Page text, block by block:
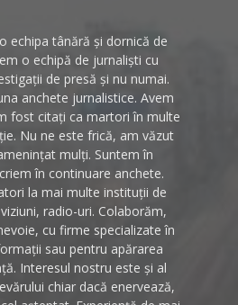
echipa tânără și dornică de
o echipă de jurnaliști cu
de presă și nu numai.
anchete jurnalistice. Avem
fost citați ca martori în multe
Nu ne este frică, am văzut
mulți. Suntem în
în continuare anchete.
la mai multe instituții de
radio-uri. Colaborăm,
cu firme specializate în
sau pentru apărarea
Interesul nostru este și al
chiar dacă enervează,